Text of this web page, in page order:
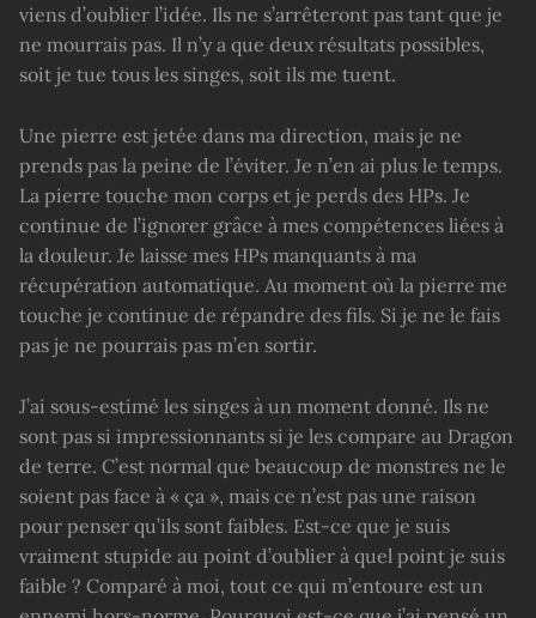
viens d’oublier l’idée. Ils ne s’arrêteront pas tant que je
ne mourrais pas. Il n’y a que deux résultats possibles,
soit je tue tous les singes, soit ils me tuent.
Une pierre est jetée dans ma direction, mais je ne
prends pas la peine de l’éviter. Je n’en ai plus le temps.
La pierre touche mon corps et je perds des HPs. Je
continue de l’ignorer grâce à mes compétences liées à
la douleur. Je laisse mes HPs manquants à ma
récupération automatique. Au moment où la pierre me
touche je continue de répandre des fils. Si je ne le fais
pas je ne pourrais pas m’en sortir.
J’ai sous-estimé les singes à un moment donné. Ils ne
sont pas si impressionnants si je les compare au Dragon
de terre. C’est normal que beaucoup de monstres ne le
soient pas face à « ça », mais ce n’est pas une raison
pour penser qu’ils sont faibles. Est-ce que je suis
vraiment stupide au point d’oublier à quel point je suis
faible ? Comparé à moi, tout ce qui m’entoure est un